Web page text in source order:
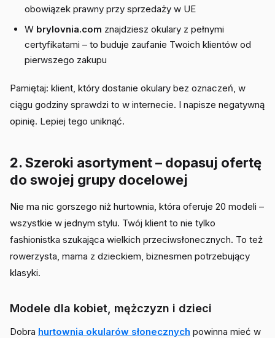
obowiązek prawny przy sprzedaży w UE
W brylovnia.com znajdziesz okulary z pełnymi
certyfikatami – to buduje zaufanie Twoich klientów od
pierwszego zakupu
Pamiętaj: klient, który dostanie okulary bez oznaczeń, w
ciągu godziny sprawdzi to w internecie. I napisze negatywną
opinię. Lepiej tego uniknąć.
2. Szeroki asortyment – dopasuj ofertę
do swojej grupy docelowej
Nie ma nic gorszego niż hurtownia, która oferuje 20 modeli –
wszystkie w jednym stylu. Twój klient to nie tylko
fashionistka szukająca wielkich przeciwsłonecznych. To też
rowerzysta, mama z dzieckiem, biznesmen potrzebujący
klasyki.
Modele dla kobiet, mężczyzn i dzieci
Dobra hurtownia okularów słonecznych powinna mieć w